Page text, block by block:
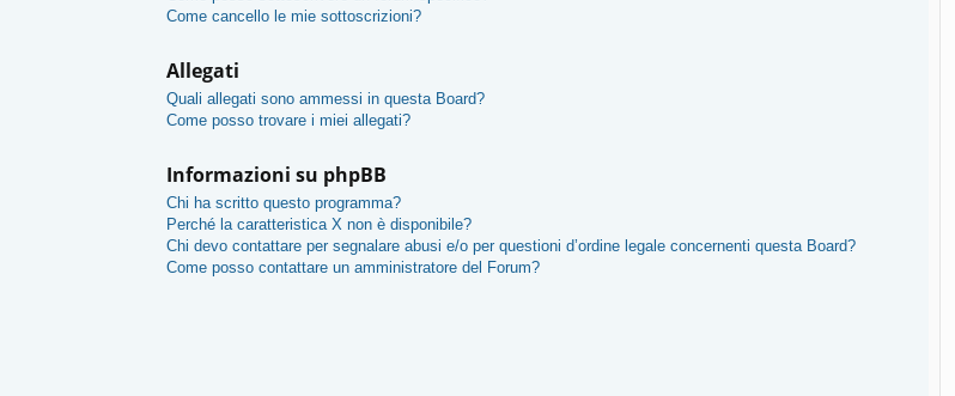
Come cancello le mie sottoscrizioni?
Allegati
Quali allegati sono ammessi in questa Board?
Come posso trovare i miei allegati?
Informazioni su phpBB
Chi ha scritto questo programma?
Perché la caratteristica X non è disponibile?
Chi devo contattare per segnalare abusi e/o per questioni d’ordine legale concernenti questa Board?
Come posso contattare un amministratore del Forum?